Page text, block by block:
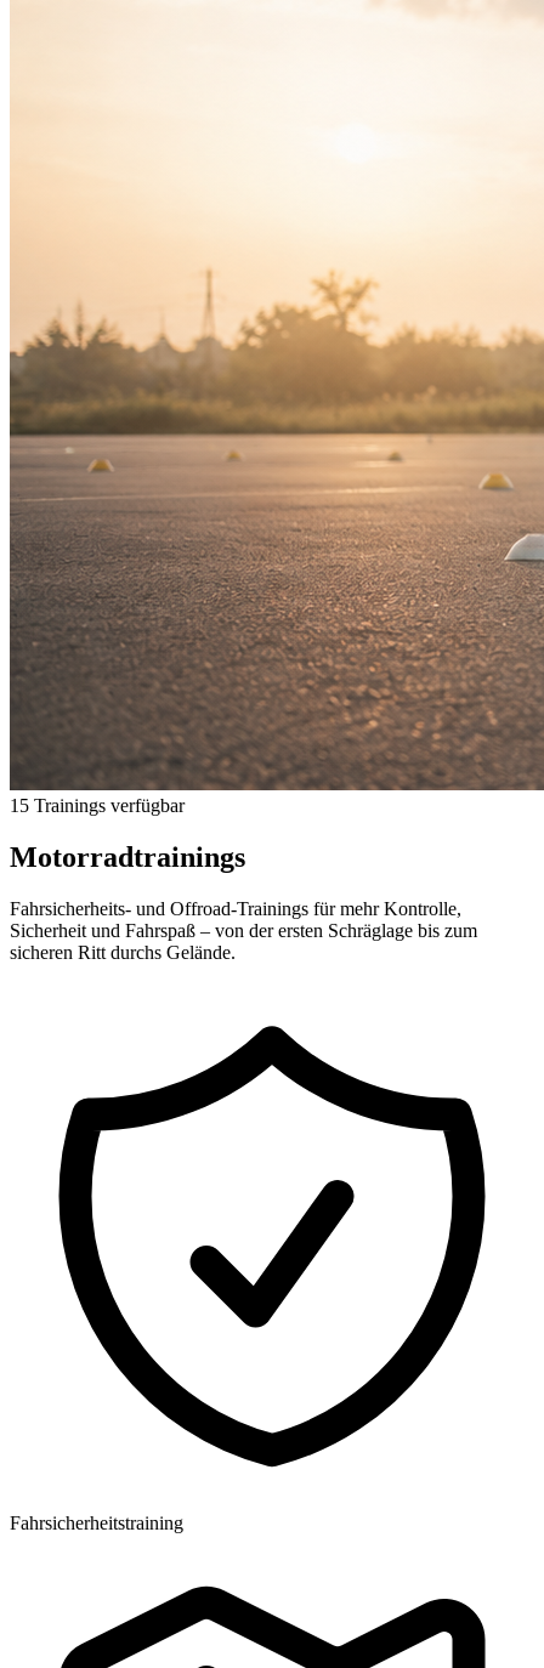
15 Trainings verfügbar
Motorradtrainings
Fahrsicherheits- und Offroad-Trainings für mehr Kontrolle,
Sicherheit und Fahrspaß – von der ersten Schräglage bis zum
sicheren Ritt durchs Gelände.
Fahrsicherheitstraining